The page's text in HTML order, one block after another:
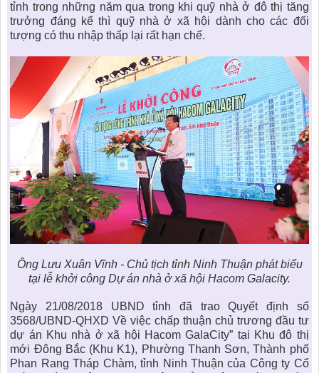
tỉnh trong những năm qua trong khi quỹ nhà ở đô thị tăng
trưởng đáng kể thì quỹ nhà ở xã hội dành cho các đối
tượng có thu nhập thấp lại rất hạn chế.
Ông Lưu Xuân Vĩnh - Chủ tịch tỉnh Ninh Thuận phát biểu
tại lễ khởi công Dự án nhà ở xã hội Hacom Galacity.
Ngày 21/08/2018 UBND tỉnh đã trao Quyết định số
3568/UBND-QHXD Về việc chấp thuận chủ trương đầu tư
dự án Khu nhà ở xã hội Hacom GalaCity” tại Khu đô thị
mới Đông Bắc (Khu K1), Phường Thanh Sơn, Thành phố
Phan Rang Tháp Chàm, tỉnh Ninh Thuận của Công ty Cổ